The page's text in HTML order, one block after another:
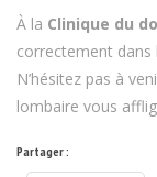
À la Clinique du
correctement dans
N’hésitez pas à
lombaire vous
Partager :